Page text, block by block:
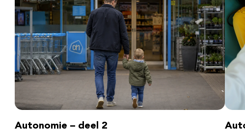
Autonomie – deel 2